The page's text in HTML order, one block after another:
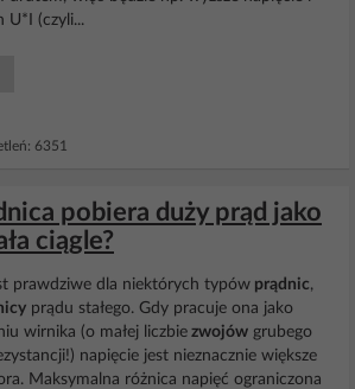
U*I (czyli...
6351
pobiera duży prąd jako
ciągle?
prawdziwe dla niektórych typów prądnic,
prądu stałego. Gdy pracuje ona jako
wirnika (o małej liczbie zwojów grubego
napięcie jest nieznacznie większe
Maksymalna różnica napięć ograniczona